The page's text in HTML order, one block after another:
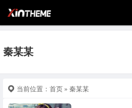
秦某某
当前位置： 首页 » 秦某某